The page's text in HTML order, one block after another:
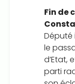
Fin de
Député
le
d’Etat,
parti